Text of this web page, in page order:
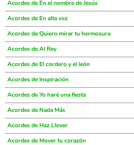
Acordes de En el nombre de Jesús
Acordes de En alta voz
Acordes de Quiero mirar tu hermosura
Acordes de Al Rey
Acordes de El cordero y el león
Acordes de Inspiración
Acordes de Yo haré una fiesta
Acordes de Nada Más
Acordes de Haz Llover
Acordes de Mover tu corazón